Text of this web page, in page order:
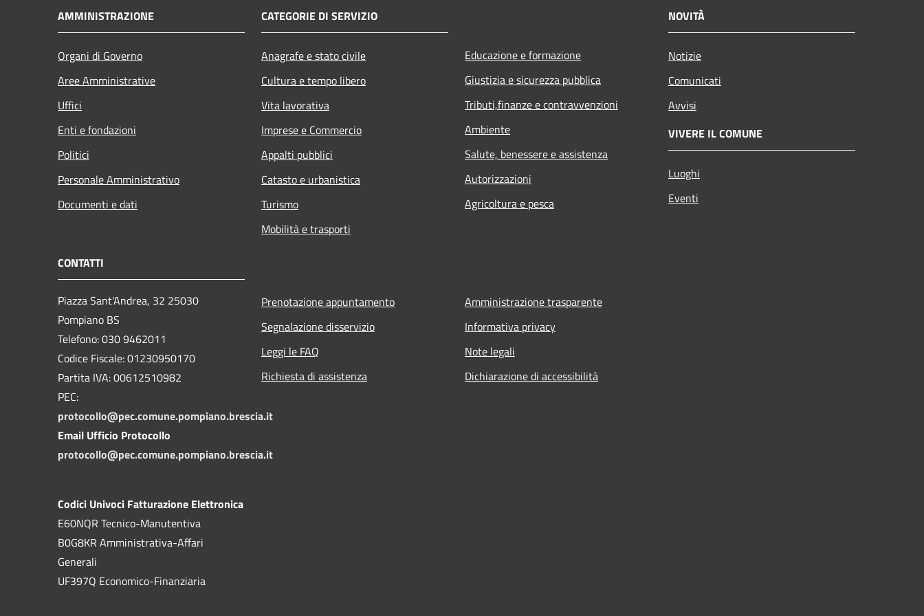
AMMINISTRAZIONE
Organi di Governo
Aree Amministrative
Uffici
Enti e fondazioni
Politici
Personale Amministrativo
Documenti e dati
CATEGORIE DI SERVIZIO
Anagrafe e stato civile
Cultura e tempo libero
Vita lavorativa
Imprese e Commercio
Appalti pubblici
Catasto e urbanistica
Turismo
Mobilità e trasporti
Educazione e formazione
Giustizia e sicurezza pubblica
Tributi,finanze e contravvenzioni
Ambiente
Salute, benessere e assistenza
Autorizzazioni
Agricoltura e pesca
NOVITÀ
Notizie
Comunicati
Avvisi
VIVERE IL COMUNE
Luoghi
Eventi
CONTATTI
Piazza Sant'Andrea, 32 25030
Pompiano BS
Telefono: 030 9462011
Codice Fiscale: 01230950170
Partita IVA: 00612510982
PEC:
protocollo@pec.comune.pompiano.brescia.it
Email Ufficio Protocollo
protocollo@pec.comune.pompiano.brescia.it
Codici Univoci Fatturazione Elettronica
E60NQR Tecnico-Manutentiva
B0G8KR Amministrativa-Affari
Generali
UF397Q Economico-Finanziaria
Prenotazione appuntamento
Segnalazione disservizio
Leggi le FAQ
Richiesta di assistenza
Amministrazione trasparente
Informativa privacy
Note legali
Dichiarazione di accessibilità